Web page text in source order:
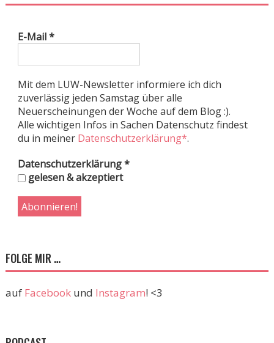
E-Mail*
Mit dem LUW-Newsletter informiere ich dich
zuverlässig jeden Samstag über alle
Neuerscheinungen der Woche auf dem Blog :).
Alle wichtigen Infos in Sachen Datenschutz findest
du in meiner Datenschutzerklärung*.
Datenschutzerklärung*
gelesen & akzeptiert
FOLGE MIR …
auf Facebookund Instagram! <3